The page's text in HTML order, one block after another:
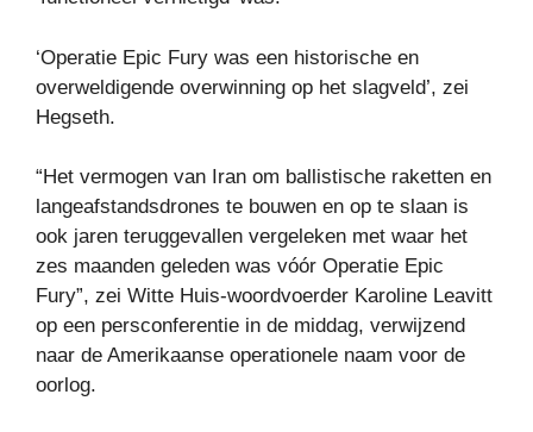
‘Operatie Epic Fury was een historische en
overweldigende overwinning op het slagveld’, zei
Hegseth.
“Het vermogen van Iran om ballistische raketten en
langeafstandsdrones te bouwen en op te slaan is
ook jaren teruggevallen vergeleken met waar het
zes maanden geleden was vóór Operatie Epic
Fury”, zei Witte Huis-woordvoerder Karoline Leavitt
op een persconferentie in de middag, verwijzend
naar de Amerikaanse operationele naam voor de
oorlog.